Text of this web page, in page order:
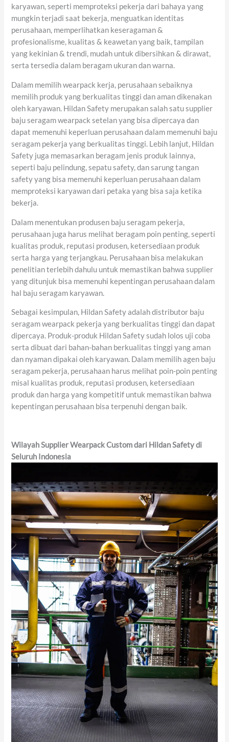
karyawan, seperti memproteksi pekerja dari bahaya yang
mungkin terjadi saat bekerja, menguatkan identitas
perusahaan, memperlihatkan keseragaman &
profesionalisme, kualitas & keawetan yang baik, tampilan
yang kekinian & trendi, mudah untuk dibersihkan & dirawat,
serta tersedia dalam beragam ukuran dan warna.
Dalam memilih wearpack kerja, perusahaan sebaiknya
memilih produk yang berkualitas tinggi dan aman dikenakan
oleh karyawan. Hildan Safety merupakan salah satu supplier
baju seragam wearpack setelan yang bisa dipercaya dan
dapat memenuhi keperluan perusahaan dalam memenuhi baju
seragam pekerja yang berkualitas tinggi. Lebih lanjut, Hildan
Safety juga memasarkan beragam jenis produk lainnya,
seperti baju pelindung, sepatu safety, dan sarung tangan
safety yang bisa memenuhi keperluan perusahaan dalam
memproteksi karyawan dari petaka yang bisa saja ketika
bekerja.
Dalam menentukan produsen baju seragam pekerja,
perusahaan juga harus melihat beragam poin penting, seperti
kualitas produk, reputasi produsen, ketersediaan produk
serta harga yang terjangkau. Perusahaan bisa melakukan
penelitian terlebih dahulu untuk memastikan bahwa supplier
yang ditunjuk bisa memenuhi kepentingan perusahaan dalam
hal baju seragam karyawan.
Sebagai kesimpulan, Hildan Safety adalah distributor baju
seragam wearpack pekerja yang berkualitas tinggi dan dapat
dipercaya. Produk-produk Hildan Safety sudah lolos uji coba
serta dibuat dari bahan-bahan berkualitas tinggi yang aman
dan nyaman dipakai oleh karyawan. Dalam memilih agen baju
seragam pekerja, perusahaan harus melihat poin-poin penting
misal kualitas produk, reputasi produsen, ketersediaan
produk dan harga yang kompetitif untuk memastikan bahwa
kepentingan perusahaan bisa terpenuhi dengan baik.
Wilayah Supplier Wearpack Custom dari Hildan Safety di
Seluruh Indonesia